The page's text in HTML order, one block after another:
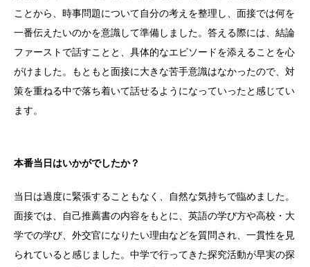
ことから、時事問題について自分の考えを整理し、面接では何を
一番伝えたいのかを意識して準備しました。答える際には、結論
ファーストで話すことと、具体的なエピソードを添えることを心
がけました。もともと面接に大きな苦手意識はなかったので、対
策を重ねる中で落ち着いて話せるようになっていったと感じてい
ます。
本番当日はいかがでしたか？
当日は過度に緊張することもなく、自然な気持ちで臨めました。
面接では、自己推薦書の内容をもとに、英語の学び方や高校・大
学での学び、外交官になりたい理由などを質問され、一貫性を見
られていると感じました。中学で行ってきた探究活動が早実の探